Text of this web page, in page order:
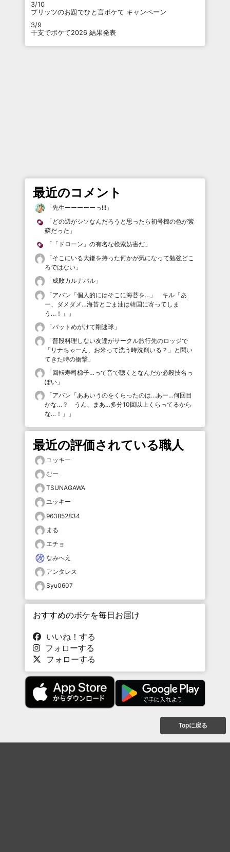
3/10
プリッツのお題でひと言ボケて キャンペーン
3/9
干支でボケて2026 結果発表
最近のコメント
「先生ーーーーーっ!!! 」
「 どの辺がシソなんだろうと思ったら初号機の色が紫
蘇だった 」
「 「ドローン」の有名な検索妨害だ 」
「そこにいる大鎌を持った何かが気になって勉強どこ
ろではない 」
「成敗カルナバル 」
「アバン「個人的にはそこに海苔を…」 キル「あ
ー、ダメダメ…海苔とごま油は韓国に寄ってしま
う…！」
」
「バットめがけて剛速球 」
「普段料理しない友達がサークル旅行先のロッジで
「リナちゃーん、お米って洗う時洗剤いる？」と聞い
てきた時の衝撃 」
「回転寿司梯子…って音で聴くとなんだか必殺技名っ
ぽい 」
「アバン「ああいうのをくらったのは…あー…何回目
かな…？ うん、まあ…多分10回以上くらってるから
な…！」
」
最近の評価されている職人
ユッキー
むー
TSUNAGAWA
ユッキー
963852834
まる
エチョ
なみへえ
アンタレス
Syu0607
おすすめのボケを毎日お届け
いいね！する
フォローする
フォローする
Topに戻る